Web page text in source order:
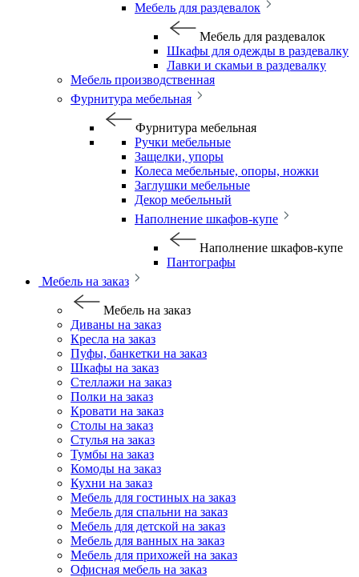
Мебель для раздевалок
Мебель для раздевалок
Шкафы для одежды в раздевалку
Лавки и скамьи в раздевалку
Мебель производственная
Фурнитура мебельная
Фурнитура мебельная
Ручки мебельные
Защелки, упоры
Колеса мебельные, опоры, ножки
Заглушки мебельные
Декор мебельный
Наполнение шкафов-купе
Наполнение шкафов-купе
Пантографы
Мебель на заказ
Мебель на заказ
Диваны на заказ
Кресла на заказ
Пуфы, банкетки на заказ
Шкафы на заказ
Стеллажи на заказ
Полки на заказ
Кровати на заказ
Столы на заказ
Стулья на заказ
Тумбы на заказ
Комоды на заказ
Кухни на заказ
Мебель для гостиных на заказ
Мебель для спальни на заказ
Мебель для детской на заказ
Мебель для ванных на заказ
Мебель для прихожей на заказ
Офисная мебель на заказ